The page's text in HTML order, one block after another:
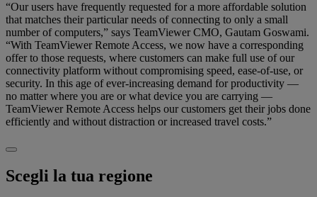
“Our users have frequently requested for a more affordable solution
that matches their particular needs of connecting to only a small
number of computers,” says TeamViewer CMO, Gautam Goswami.
“With TeamViewer Remote Access, we now have a corresponding
offer to those requests, where customers can make full use of our
connectivity platform without compromising speed, ease-of-use, or
security. In this age of ever-increasing demand for productivity —
no matter where you are or what device you are carrying —
TeamViewer Remote Access helps our customers get their jobs done
efficiently and without distraction or increased travel costs.”
Scegli la tua regione